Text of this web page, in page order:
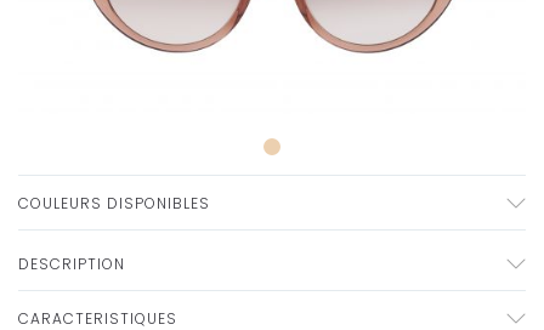
COULEURS DISPONIBLES
DESCRIPTION
CARACTERISTIQUES